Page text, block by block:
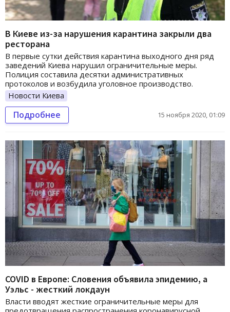
В Киеве из-за нарушения карантина закрыли два
ресторана
В первые сутки действия карантина выходного дня ряд
заведений Киева нарушил ограничительные меры.
Полиция составила десятки административных
протоколов и возбудила уголовное производство.
Новости Киева
Подробнее 15 ноября 2020, 01:09
COVID в Европе: Словения объявила эпидемию, а
Уэльс - жесткий локдаун
Власти вводят жесткие ограничительные меры для